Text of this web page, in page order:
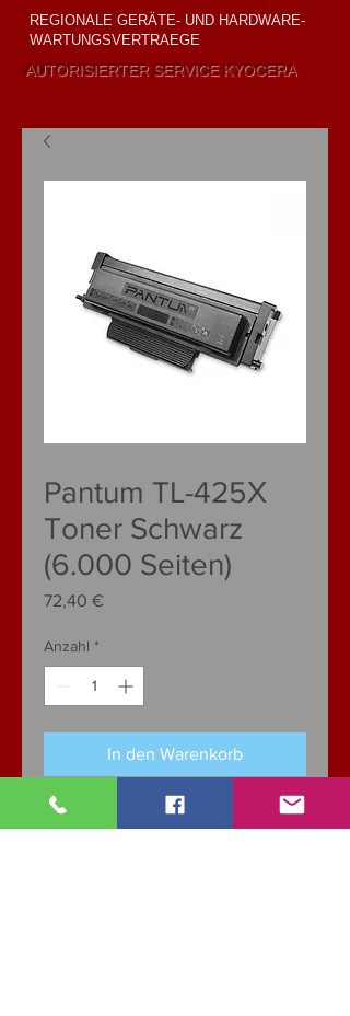
AUTORISIERTER SERVICE KYOCERA
REGIONALE GERÄTE- UND HARDWARE-
WARTUNGSVERTRAEGE
VERMIETUNG
Pantum TL-425Χ
Toner Schwarz
(6.000 Seiten)
72,40 €Preis
Anzahl *
In den Warenkorb
Spezifikationen